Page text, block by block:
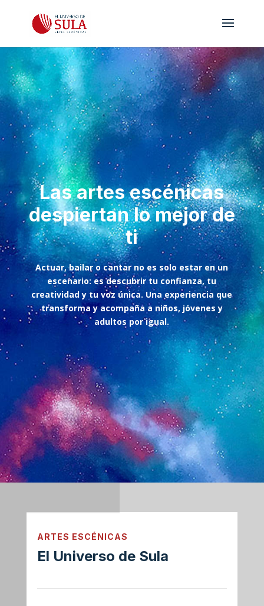
Las artes escénicas
despiertan lo mejor de
ti
Actuar, bailar o cantar no es solo estar en un
escenario: es descubrir tu confianza, tu
creatividad y tu voz única. Una experiencia que
transforma y acompaña a niños, jóvenes y
adultos por igual.
ARTES ESCÉNICAS
El Universo de Sula